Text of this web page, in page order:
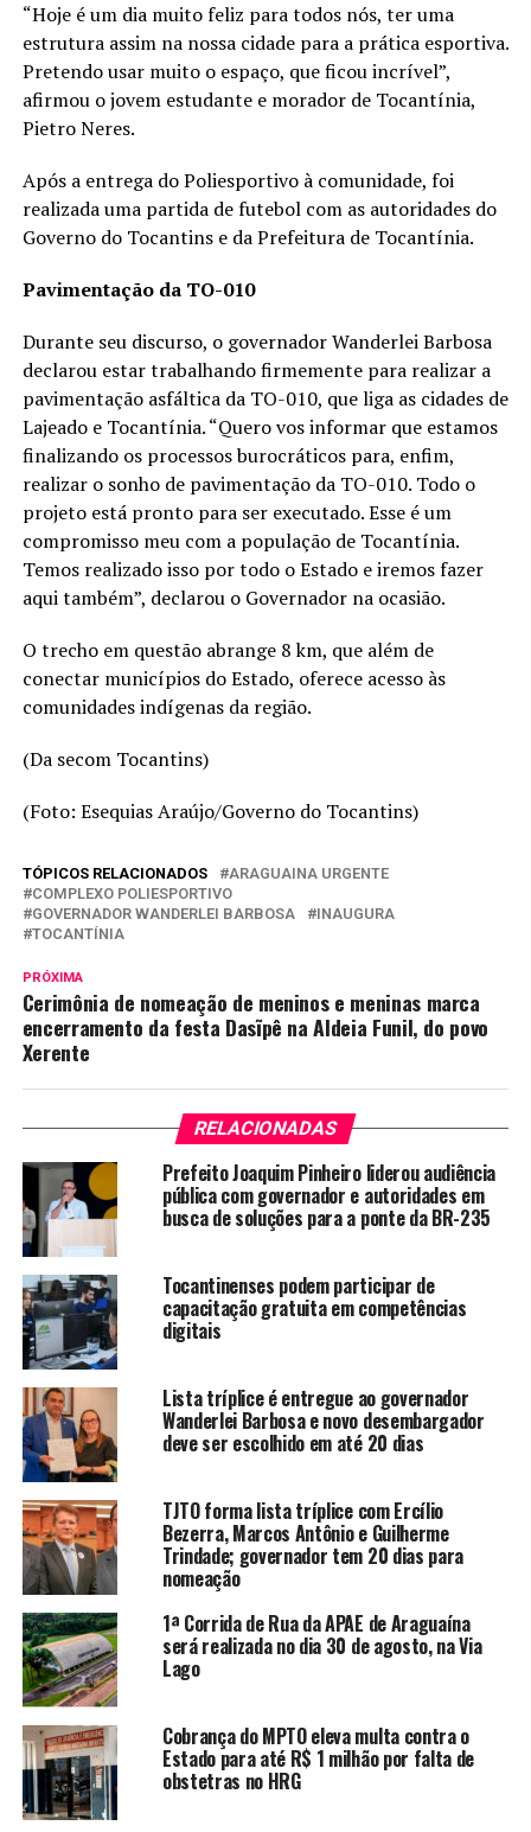
“Hoje é um dia muito feliz para todos nós, ter uma
estrutura assim na nossa cidade para a prática esportiva.
Pretendo usar muito o espaço, que ficou incrível”,
afirmou o jovem estudante e morador de Tocantínia,
Pietro Neres.
Após a entrega do Poliesportivo à comunidade, foi
realizada uma partida de futebol com as autoridades do
Governo do Tocantins e da Prefeitura de Tocantínia.
Pavimentação da TO-010
Durante seu discurso, o governador Wanderlei Barbosa
declarou estar trabalhando firmemente para realizar a
pavimentação asfáltica da TO-010, que liga as cidades de
Lajeado e Tocantínia. “Quero vos informar que estamos
finalizando os processos burocráticos para, enfim,
realizar o sonho de pavimentação da TO-010. Todo o
projeto está pronto para ser executado. Esse é um
compromisso meu com a população de Tocantínia.
Temos realizado isso por todo o Estado e iremos fazer
aqui também”, declarou o Governador na ocasião.
O trecho em questão abrange 8 km, que além de
conectar municípios do Estado, oferece acesso às
comunidades indígenas da região.
(Da secom Tocantins)
(Foto: Esequias Araújo/Governo do Tocantins)
TÓPICOS RELACIONADOS
ARAGUAINA URGENTE
COMPLEXO POLIESPORTIVO
GOVERNADOR WANDERLEI BARBOSA
INAUGURA
TOCANTÍNIA
PRÓXIMA
Cerimônia de nomeação de meninos e meninas marca
encerramento da festa Dasĩpê na Aldeia Funil, do povo
Xerente
RELACIONADAS
Prefeito Joaquim Pinheiro liderou audiência
pública com governador e autoridades em
busca de soluções para a ponte da BR-235
Tocantinenses podem participar de
capacitação gratuita em competências
digitais
Lista tríplice é entregue ao governador
Wanderlei Barbosa e novo desembargador
deve ser escolhido em até 20 dias
TJTO forma lista tríplice com Ercílio
Bezerra, Marcos Antônio e Guilherme
Trindade; governador tem 20 dias para
nomeação
1ª Corrida de Rua da APAE de Araguaína
será realizada no dia 30 de agosto, na Via
Lago
Cobrança do MPTO eleva multa contra o
Estado para até R$ 1 milhão por falta de
obstetras no HRG